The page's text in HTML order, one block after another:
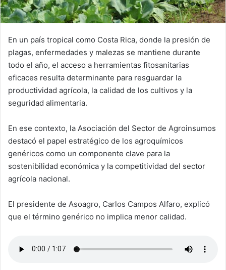
En un país tropical como Costa Rica, donde la presión de
plagas, enfermedades y malezas se mantiene durante
todo el año, el acceso a herramientas fitosanitarias
eficaces resulta determinante para resguardar la
productividad agrícola, la calidad de los cultivos y la
seguridad alimentaria.
En ese contexto, la Asociación del Sector de Agroinsumos
destacó el papel estratégico de los agroquímicos
genéricos como un componente clave para la
sostenibilidad económica y la competitividad del sector
agrícola nacional.
El presidente de Asoagro, Carlos Campos Alfaro, explicó
que el término genérico no implica menor calidad.